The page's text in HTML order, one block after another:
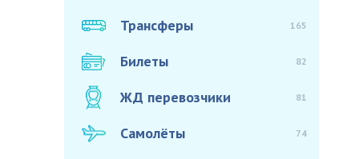
Трансферы 165
Билеты 82
ЖД перевозчики 81
Самолёты 74